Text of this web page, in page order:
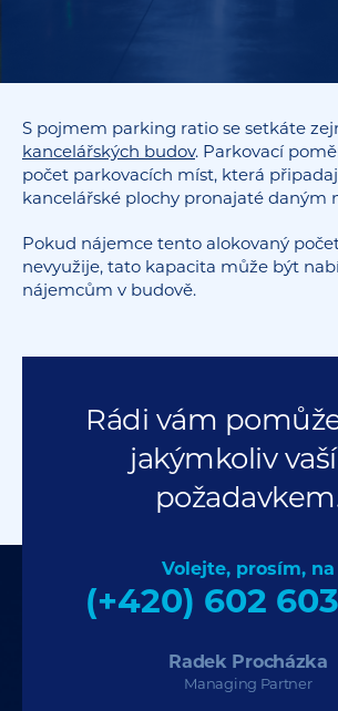
S pojmem parking ratio se setkáte
kancelářských budov. Parkovací
počet parkovacích míst, která
kancelářské plochy pronajaté daným
Pokud nájemce tento alokovaný
nevyužije, tato kapacita může být
nájemcům v budově.
Rádi vám
jakýmkoliv
Volejte, prosím, na
(+420) 602
Radek Procházka
Managing Partner